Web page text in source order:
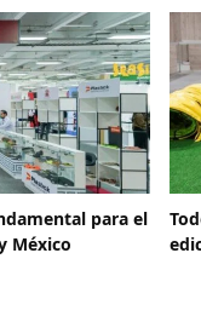
para el
México